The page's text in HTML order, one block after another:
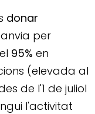
donar
per
95% en
(elevada al
de l'1 de juliol
l'activitat